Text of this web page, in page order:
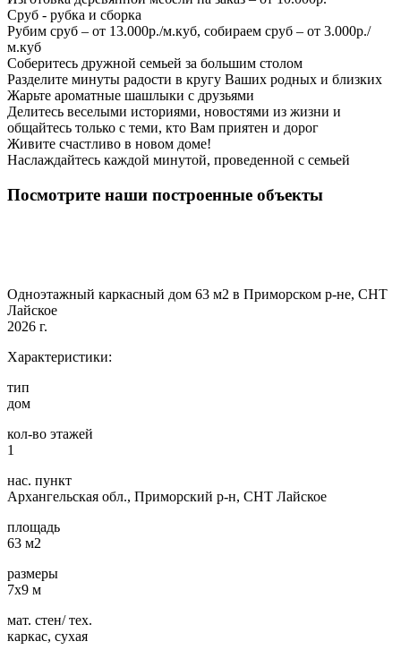
Сруб - рубка и сборка
Рубим сруб – от 13.000р./м.куб, собираем сруб – от 3.000р./
м.куб
Соберитесь дружной семьей за большим столом
Разделите минуты радости в кругу Ваших родных и близких
Жарьте ароматные шашлыки с друзьями
Делитесь веселыми историями, новостями из жизни и
общайтесь только с теми, кто Вам приятен и дорог
Живите счастливо в новом доме!
Наслаждайтесь каждой минутой, проведенной с семьей
Посмотрите наши построенные объекты
Одноэтажный каркасный дом 63 м2 в Приморском р-не, СНТ
Лайское
2026 г.
Характеристики:
тип
дом
кол-во этажей
1
нас. пункт
Архангельская обл., Приморский р-н, СНТ Лайское
площадь
63 м2
размеры
7х9 м
мат. стен/ тех.
каркас, сухая